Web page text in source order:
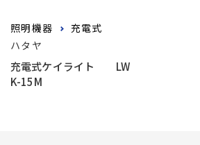
照明機器
充電式
ハタヤ
充電式ケイライト LW
K-15M